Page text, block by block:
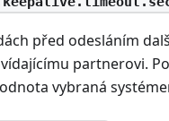
před odesláním
partnerovi.
vybraná